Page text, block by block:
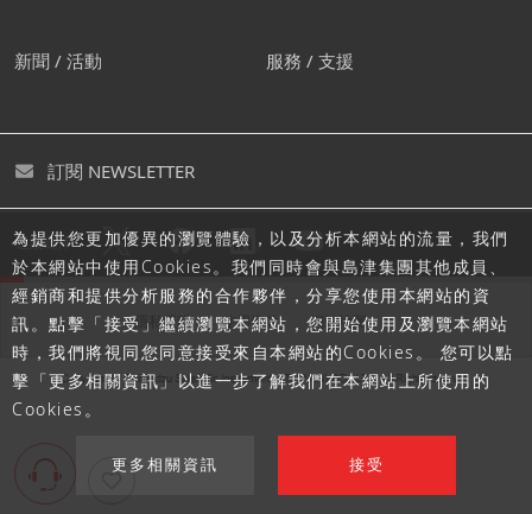
為提供您更加優異的瀏覽體驗，以及分析本網站的流量，我們
於本網站中使用Cookies。我們同時會與島津集團其他成員、
經銷商和提供分析服務的合作夥伴，分享您使用本網站的資
訊。點擊「接受」繼續瀏覽本網站，您開始使用及瀏覽本網站
時，我們將視同您同意接受來自本網站的Cookies。 您可以點
擊「更多相關資訊」以進一步了解我們在本網站上所使用的
Cookies。
更多相關資訊 接受
新聞 / 活動 服務 / 支援
訂閱 NEWSLETTER
追蹤島津
隱私聲明 使用條款 網站地圖